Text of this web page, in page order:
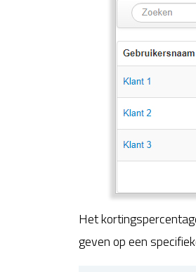
Het
geven op een